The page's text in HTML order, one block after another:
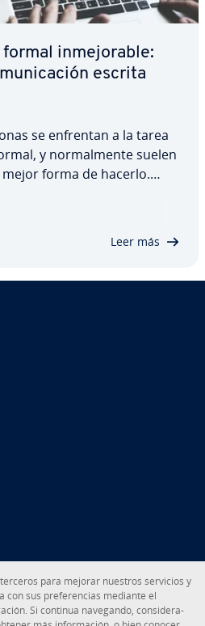
in­me­jo­ra­ble:
escrita
se enfrentan a la tarea
y no­r­ma­l­me­n­te suelen
forma de hacerlo.
a la hora de redactar
Leer más
para mejorar nuestros servicios y
con sus pre­fe­re­n­cias mediante el
Si continua navegando, co­n­si­de­ra­